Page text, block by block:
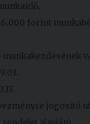
forint
munkakezdésének
jogosító